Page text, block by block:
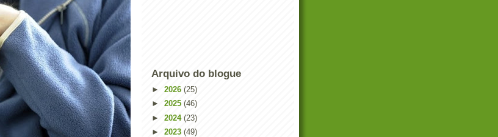
Arquivo do blogue
► 2026 (25)
► 2025 (46)
► 2024 (23)
► 2023 (49)